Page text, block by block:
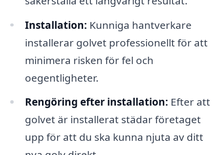
Installation: Kunniga hantverkare
installerar golvet professionellt för att
minimera risken för fel och
oegentligheter.
Rengöring efter installation: Efter att
golvet är installerat städar företaget
upp för att du ska kunna njuta av ditt